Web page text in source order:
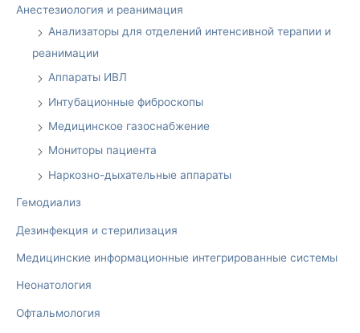
Анестезиология и реанимация
Анализаторы для отделений интенсивной терапии и
реанимации
Аппараты ИВЛ
Интубационные фиброскопы
Медицинское газоснабжение
Мониторы пациента
Наркозно-дыхательные аппараты
Гемодиализ
Дезинфекция и стерилизация
Медицинские информационные интегрированные системы
Неонатология
Офтальмология